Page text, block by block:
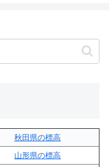
秋田県の標高
山形県の標高